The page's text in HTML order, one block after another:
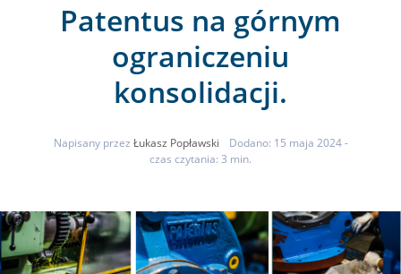
Patentus na górnym
ograniczeniu
konsolidacji.
Napisany przez Łukasz Popławski Dodano: 15 maja 2024 -
czas czytania: 3 min.